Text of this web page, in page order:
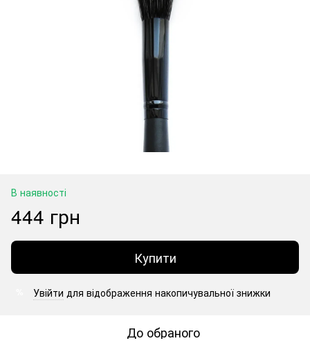
В наявності
444 грн
Купити
Увійти для відображення накопичувальної знижки
До обраного